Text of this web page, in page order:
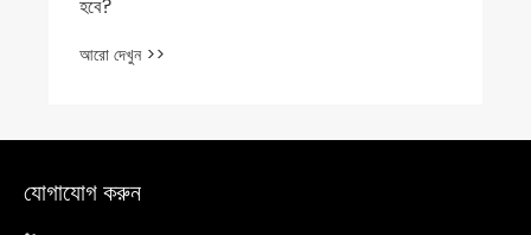
হবে?
আরো দেখুন >>
যোগাযোগ করুন